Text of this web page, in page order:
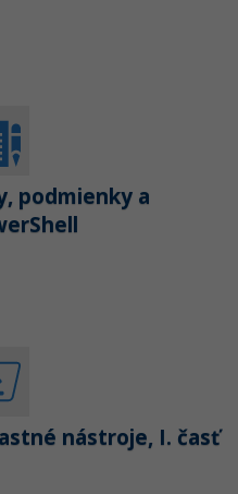
podmienky a
nástroje, I. časť